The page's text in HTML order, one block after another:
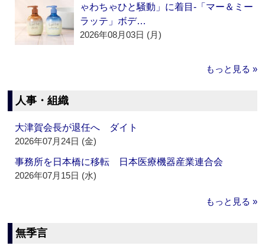
ゃわちゃひと騒動」に着目‐「マー＆ミー
ラッテ」ボデ…
2026年08月03日 (月)
もっと見る »
人事・組織
大津賀会長が退任へ ダイト
2026年07月24日 (金)
事務所を日本橋に移転 日本医療機器産業連合会
2026年07月15日 (水)
もっと見る »
無季言